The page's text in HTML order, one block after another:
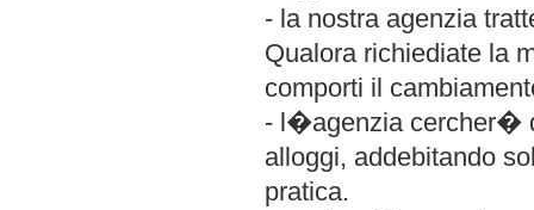
- la nostra agenzia
Qualora richiediate la
comporti il
- l�agenzia cercher�
alloggi, addebitando
pratica.